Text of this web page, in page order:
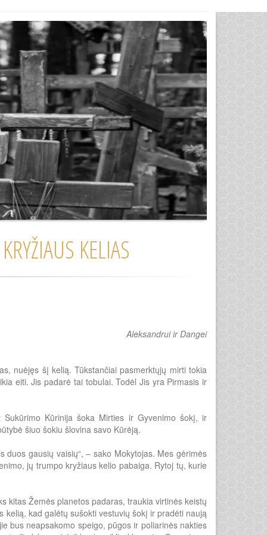
KELIAS
Aleksandrui ir Dangei
nuėjęs šį kelią. Tūkstančiai pasmerktųjų mirti tokia
eiti. Jis padarė tai tobulai. Todėl Jis yra Pirmasis ir
Kūrinija šoka Mirties ir Gyvenimo šokį, ir
šiuo šokiu šlovina savo Kūrėją.
gausių vaisių“, – sako Mokytojas. Mes gėrimės
jų trumpo kryžiaus kelio pabaiga. Rytoj tų, kurie
kitas Žemės planetos padaras, traukia virtinės keistų
kelią, kad galėtų sušokti vestuvių šokį ir pradėti naują
bus neapsakomo speigo, pūgos ir poliarinės nakties